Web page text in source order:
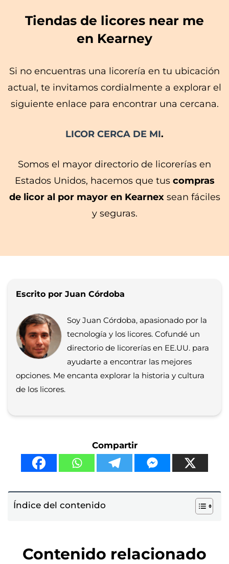
Tiendas de licores near me
en Kearney
Si no encuentras una licorería en tu ubicación
actual, te invitamos cordialmente a explorar el
siguiente enlace para encontrar una cercana.
LICOR CERCA DE MI.
Somos el mayor directorio de licorerías en
Estados Unidos, hacemos que tuscompras
de licor al por mayor en Kearnexsean fáciles
y seguras.
Escrito por Juan Córdoba
Soy Juan Córdoba, apasionado por la
tecnología y los licores. Cofundé un
directorio de licorerías en EE.UU. para
ayudarte a encontrar las mejores
opciones. Me encanta explorar la historia y cultura
de los licores.
Compartir
Índice del contenido
Contenido relacionado